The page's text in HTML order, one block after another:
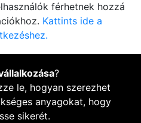
férhetnek hozzá
Kattints ide a
?
le, hogyan szerezhet
anyagokat, hogy
sikerét.